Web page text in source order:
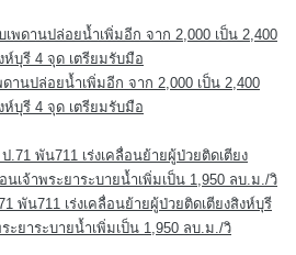
ดานปล่อยน้ำเพิ่มอีก จาก 2,000 เป็น 2,400
บุรี 4 จุด เตรียมรับมือ
พัน711 เร่งเคลื่อนย้ายผู้ป่วยติดเตียงสิงห์บุรี
ะยาระบายน้ำเพิ่มเป็น 1,950 ลบ.ม./วิ